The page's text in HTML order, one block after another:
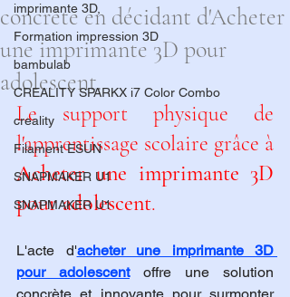
imprimante 3D,
Formation impression 3D
bambulab
CREALITY SPARKX i7 Color Combo
creality
Filament ESUN
SNAPMAKER U1
SNAPMAKER U1
concrète en décidant d'Acheter
une imprimante 3D pour
adolescent.
Le support physique de
Acheter une imprimante 3D
pour adolescent.
L'acte d'acheter une imprimante 3D
pour adolescent offre une solution